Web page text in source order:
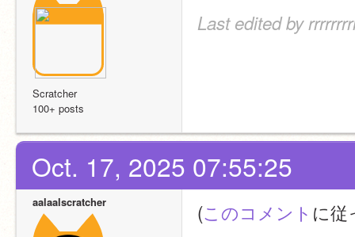
Scratcher
100+ posts
Last edited by
Oct. 17, 2025 07:55:25
aalaalscratcher (このコメント に従